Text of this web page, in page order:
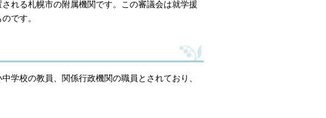
れる札幌市の附属機関です。この審議会は就学援
です。
学校の教員、関係行政機関の職員とされており、